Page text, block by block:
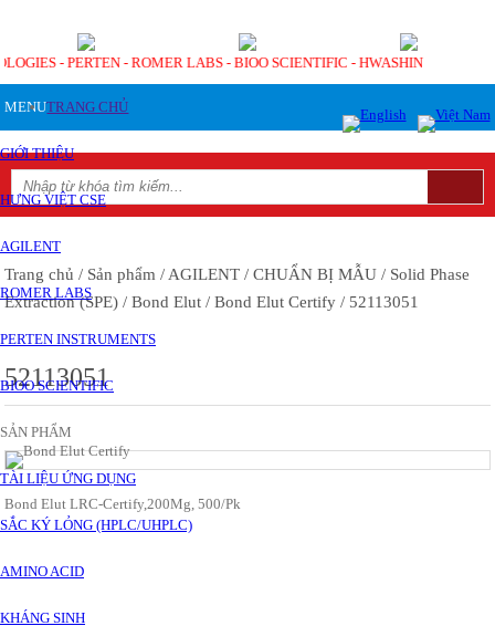
- PERTEN - ROMER LABS - BIOO SCIENTIFIC - HWASHIN
MENUTRANG CHỦ
GIỚI THIỆU
HƯNG VIỆT CSE
AGILENT
ROMER LABS
PERTEN INSTRUMENTS
BIOO SCIENTIFIC
SẢN PHẨM
TÀI LIỆU ỨNG DỤNG
SẮC KÝ LỎNG (HPLC/UHPLC)
AMINO ACID
KHÁNG SINH
Trang chủ / Sản phẩm / AGILENT / CHUẨN BỊ MẪU / Solid Phase
Extraction (SPE) / Bond Elut / Bond Elut Certify / 52113051
52113051
Bond Elut LRC-Certify,200Mg, 500/Pk